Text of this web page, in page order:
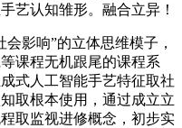
艺认知雏形。融合立异！
响”的立体思维模子，
课程无机跟尾的课程系
式人工智能手艺特征取社
取根本使用，通过成立立
取监视进修概念，初步实